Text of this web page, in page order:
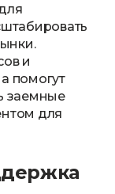
и
помогут
заемные
для